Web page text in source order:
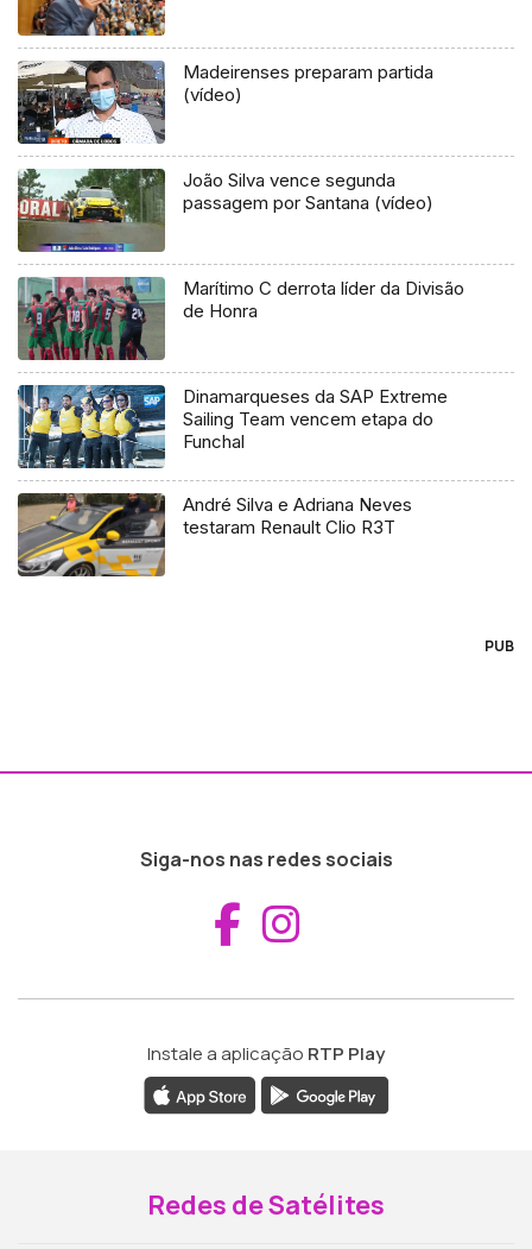
Madeirenses preparam partida
(vídeo)
João Silva vence segunda
passagem por Santana (vídeo)
Marítimo C derrota líder da Divisão
de Honra
Dinamarqueses da SAP Extreme
Sailing Team vencem etapa do
Funchal
André Silva e Adriana Neves
testaram Renault Clio R3T
PUB
Siga-nos nas redes sociais
Aceder ao
Instale a aplicação RTP Play
Redes de Satélites